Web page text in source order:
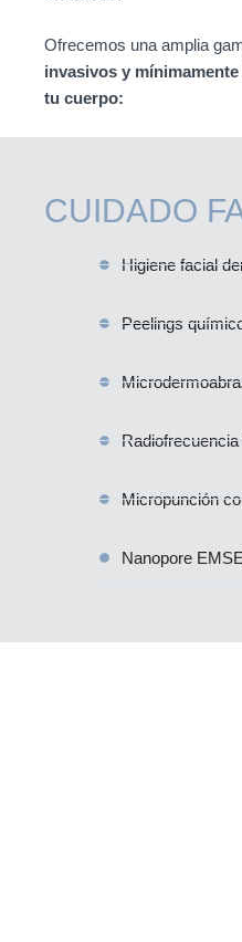
Ofrecemos una amplia
invasivos y
tu cuerpo:
CUIDADO
Higiene facial
Peelings
Micropunción
Nanopore